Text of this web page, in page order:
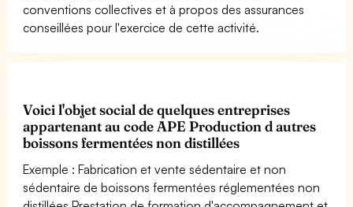
conventions collectives et à propos des assurances
conseillées pour l'exercice de cette activité.
Voici l'objet social de quelques entreprises
appartenant au code APE Production d autres
boissons fermentées non distillées
Exemple : Fabrication et vente sédentaire et non
sédentaire de boissons fermentées réglementées non